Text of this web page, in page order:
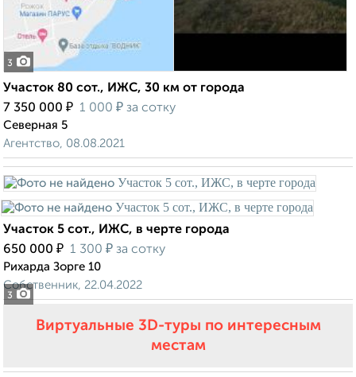
3
Участок 80 сот., ИЖС, 30 км от города
7 350 000 ₽ 1 000 ₽ за сотку
Северная 5
Агентство, 08.08.2021
3
Участок 5 сот., ИЖС, в черте города
650 000 ₽ 1 300 ₽ за сотку
Рихарда Зорге 10
Собственник, 22.04.2022
Виртуальные 3D-туры по интересным
местам